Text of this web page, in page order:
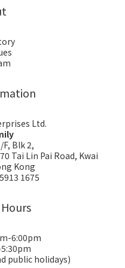
Ltd.
F, Blk 2,
Tai Lin Pai Road, Kwai
Kong
1675
6:00pm
public holidays)